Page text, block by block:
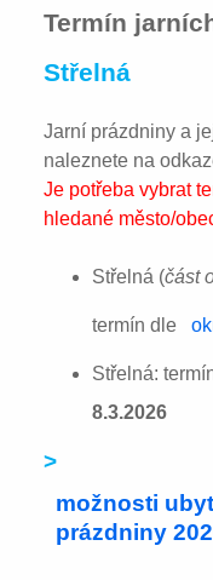
Termín
Střelná
Jarní prázdniny a
naleznete na
Je potřeba vybrat
hledané město/
Střelná (část
termín dle
Střelná:
8.3.2026
>
možnosti
prázdniny